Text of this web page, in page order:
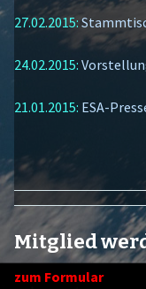
27.02.2015:
24.02.2015:
21.01.2015: ESA-
Mitglied
zum Formular